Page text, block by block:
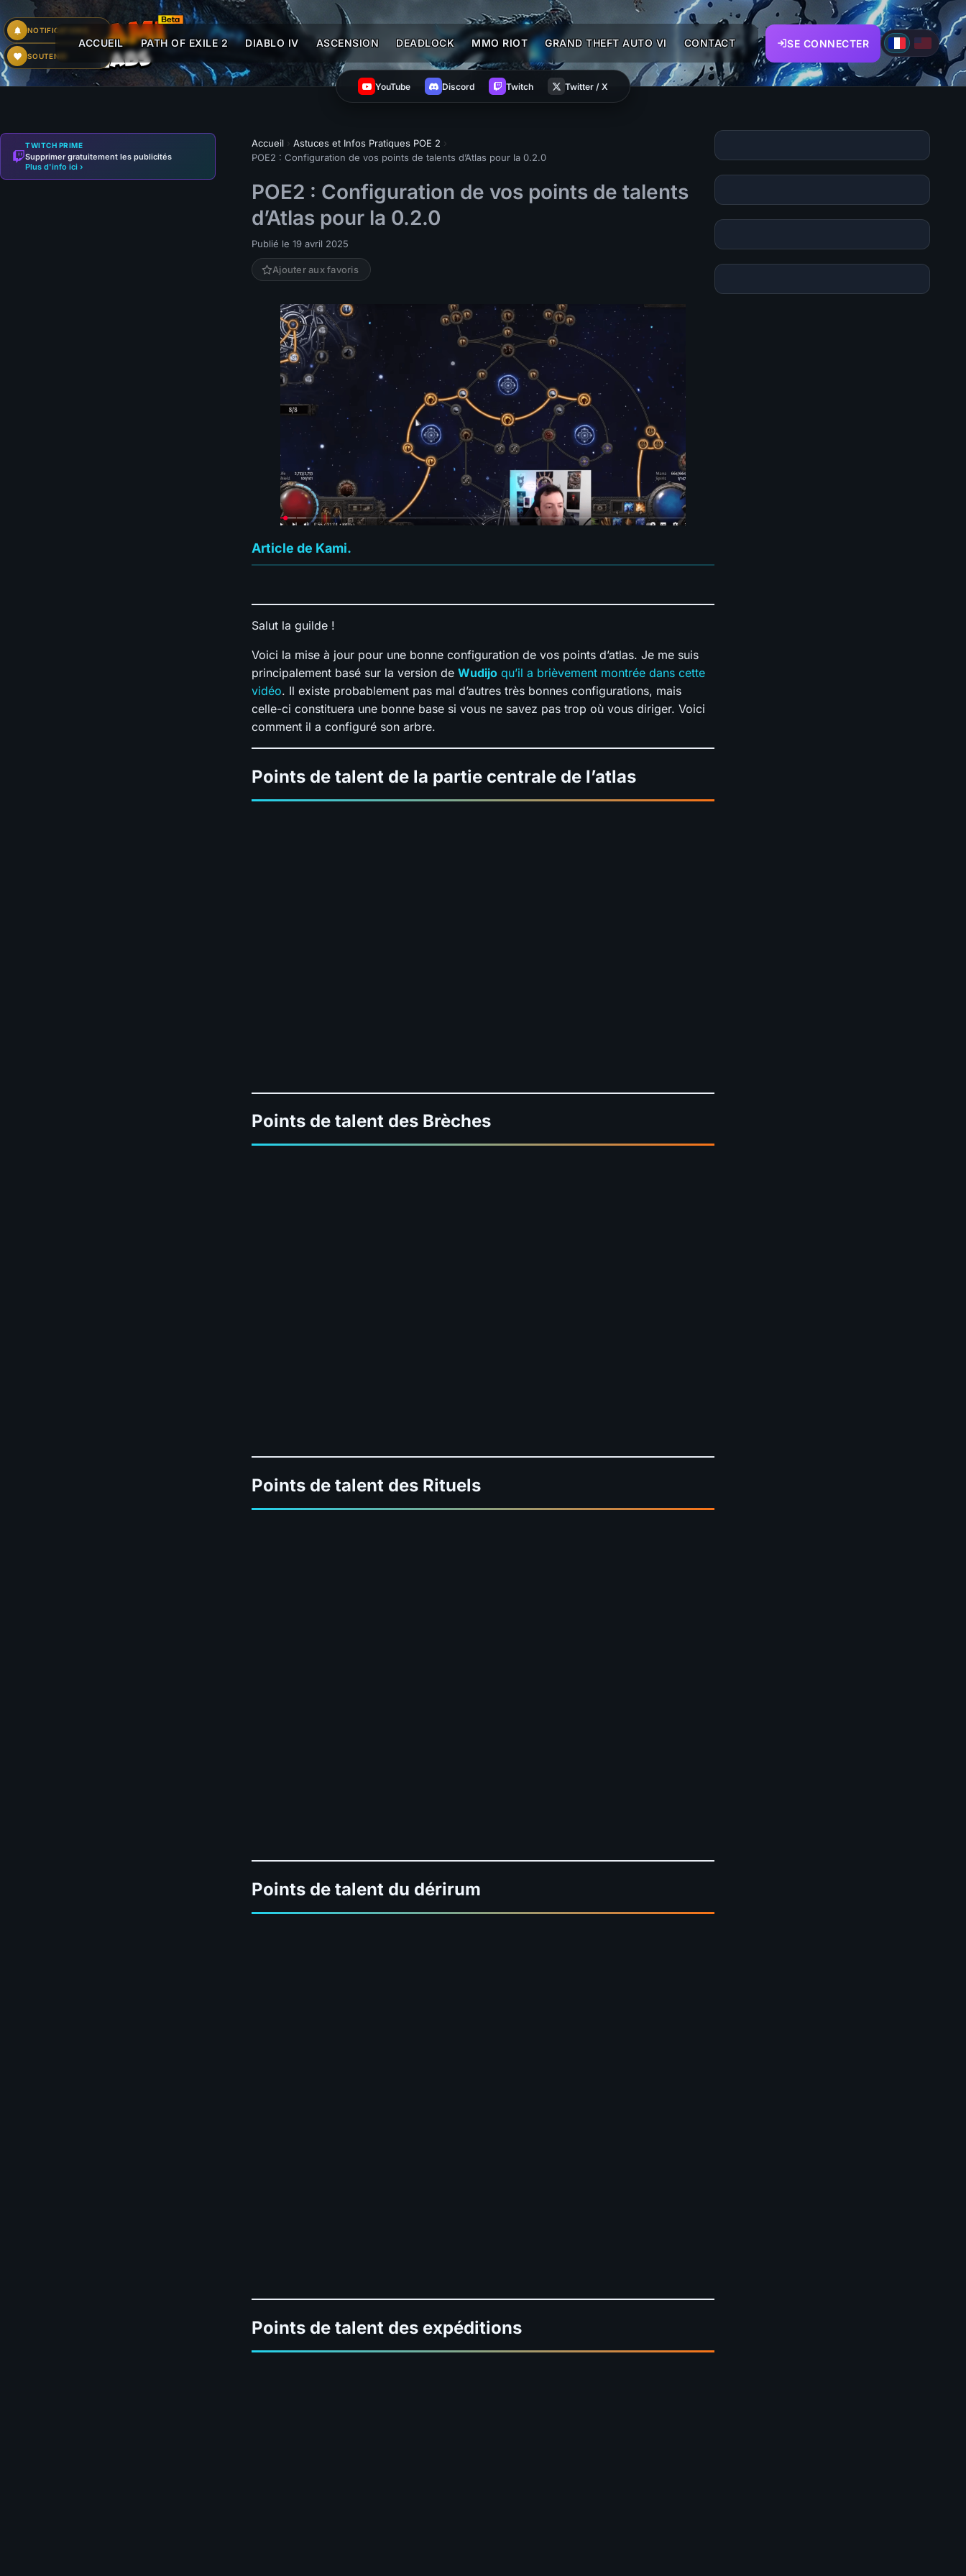
NOTIFICATIONS
SOUTENIR
ACCUEIL PATH OF EXILE 2 DIABLO IV ASCENSION DEADLOCK MMO RIOT GRAND THEFT AUTO VI CONTACT SE CONNECTER
YouTube Discord Twitch Twitter / X
Accueil › Astuces et Infos Pratiques POE 2 ›
POE2 : Configuration de vos points de talents d’Atlas pour la 0.2.0
POE2 : Configuration de vos points de talents
d’Atlas pour la 0.2.0
Publié le 19 avril 2025
Ajouter aux favoris
Article de Kami.
Salut la guilde !
Voici la mise à jour pour une bonne configuration de vos points d’atlas. Je me suis
principalement basé sur la version de Wudijo qu’il a brièvement montrée dans cette
vidéo. Il existe probablement pas mal d’autres très bonnes configurations, mais
celle-ci constituera une bonne base si vous ne savez pas trop où vous diriger. Voici
comment il a configuré son arbre.
Points de talent de la partie centrale de l’atlas
Points de talent des Brèches
Points de talent des Rituels
Points de talent du dérirum
Points de talent des expéditions
TWITCH PRIME
Supprimer gratuitement les publicités
Plus d'info ici ›